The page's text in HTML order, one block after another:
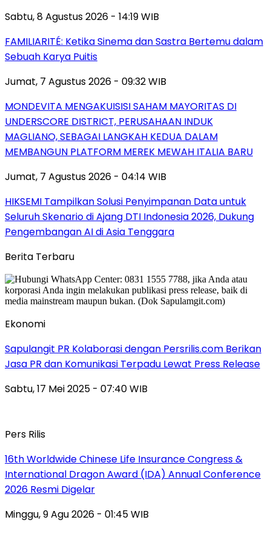
Sabtu, 8 Agustus 2026 - 14:19 WIB
FAMILIARITÉ: Ketika Sinema dan Sastra Bertemu dalam
Sebuah Karya Puitis
Jumat, 7 Agustus 2026 - 09:32 WIB
MONDEVITA MENGAKUISISI SAHAM MAYORITAS DI
UNDERSCORE DISTRICT, PERUSAHAAN INDUK
MAGLIANO, SEBAGAI LANGKAH KEDUA DALAM
MEMBANGUN PLATFORM MEREK MEWAH ITALIA BARU
Jumat, 7 Agustus 2026 - 04:14 WIB
HIKSEMI Tampilkan Solusi Penyimpanan Data untuk
Seluruh Skenario di Ajang DTI Indonesia 2026, Dukung
Pengembangan AI di Asia Tenggara
Berita Terbaru
Ekonomi
Sapulangit PR Kolaborasi dengan Persrilis.com Berikan
Jasa PR dan Komunikasi Terpadu Lewat Press Release
Sabtu, 17 Mei 2025 - 07:40 WIB
Pers Rilis
16th Worldwide Chinese Life Insurance Congress &
International Dragon Award (IDA) Annual Conference
2026 Resmi Digelar
Minggu, 9 Agu 2026 - 01:45 WIB